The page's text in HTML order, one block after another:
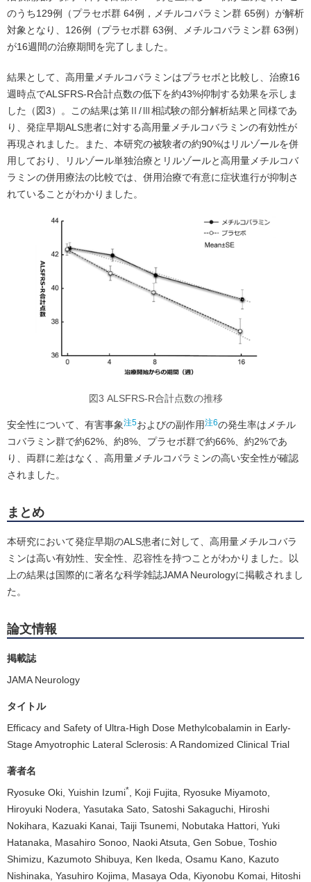
のうち129例（プラセボ群 64例，メチルコバラミン群 65例）が解析
対象となり、126例（プラセボ群 63例、メチルコバラミン群 63例）
が16週間の治療期間を完了しました。
結果として、高用量メチルコバラミンはプラセボと比較し、治療16
週時点でALSFRS-R合計点数の低下を約43%抑制する効果を示しま
した（図3）。この結果は第Ⅱ/Ⅲ相試験の部分解析結果と同様であ
り、発症早期ALS患者に対する高用量メチルコバラミンの有効性が
再現されました。また、本研究の被験者の約90%はリルゾールを併
用しており、リルゾール単独治療とリルゾールと高用量メチルコバ
ラミンの併用療法の比較では、併用治療で有意に症状進行が抑制さ
れていることがわかりました。
図3 ALSFRS-R合計点数の推移
安全性について、有害事象注5およびの副作用注6の発生率はメチル
コバラミン群で約62%、約8%、プラセボ群で約66%、約2%であ
り、両群に差はなく、高用量メチルコバラミンの高い安全性が確認
されました。
まとめ
本研究において発症早期のALS患者に対して、高用量メチルコバラ
ミンは高い有効性、安全性、忍容性を持つことがわかりました。以
上の結果は国際的に著名な科学雑誌JAMA Neurologyに掲載されまし
た。
論文情報
掲載誌
JAMA Neurology
タイトル
Efficacy and Safety of Ultra-High Dose Methylcobalamin in Early-
Stage Amyotrophic Lateral Sclerosis: A Randomized Clinical Trial
著者名
Ryosuke Oki, Yuishin Izumi* , Koji Fujita, Ryosuke Miyamoto,
Hiroyuki Nodera, Yasutaka Sato, Satoshi Sakaguchi, Hiroshi
Nokihara, Kazuaki Kanai, Taiji Tsunemi, Nobutaka Hattori, Yuki
Hatanaka, Masahiro Sonoo, Naoki Atsuta, Gen Sobue, Toshio
Shimizu, Kazumoto Shibuya, Ken Ikeda, Osamu Kano, Kazuto
Nishinaka, Yasuhiro Kojima, Masaya Oda, Kiyonobu Komai, Hitoshi